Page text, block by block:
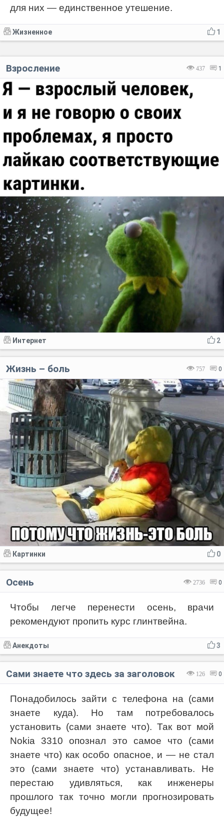
для них — единственное утешение.
1
Жизненное
437 1
Взросление
2
Интернет
757 0
Жизнь – боль
0
Картинки
2736 0
Осень
Чтобы легче перенести осень, врачи
рекомендуют пропить курс глинтвейна.
3
Анекдоты
126 0
Сами знаете что здесь за заголовок
Понадобилось зайти с телефона на (сами
знаете куда). Но там потребовалось
установить (сами знаете что). Так вот мой
Nokia 3310 опознал это самое что (сами
знаете что) как особо опасное, и — не стал
это (сами знаете что) устанавливать. Не
перестаю удивляться, как инженеры
прошлого так точно могли прогнозировать
будущее!